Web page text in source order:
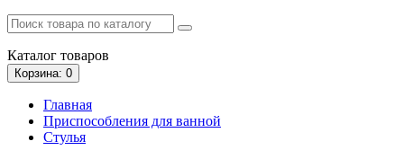
Каталог товаров
Корзина: 0
Главная
Приспособления для ванной
Стулья